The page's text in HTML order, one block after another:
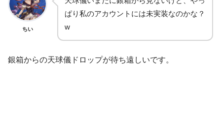
ちい
ぱり私のアカウントには未実装なのかな？
w
銀箱からの天球儀ドロップが待ち遠しいです。